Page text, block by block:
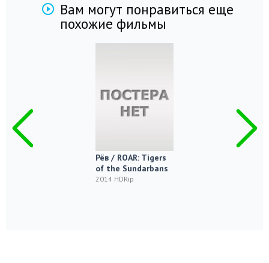
Вам могут понравиться еще
похожие фильмы
Рёв / ROAR: Tigers
of the Sundarbans
2014 HDRip